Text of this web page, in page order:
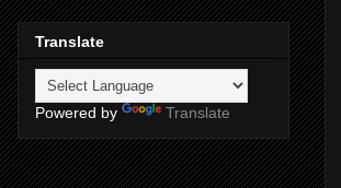
Translate
Powered by Translate